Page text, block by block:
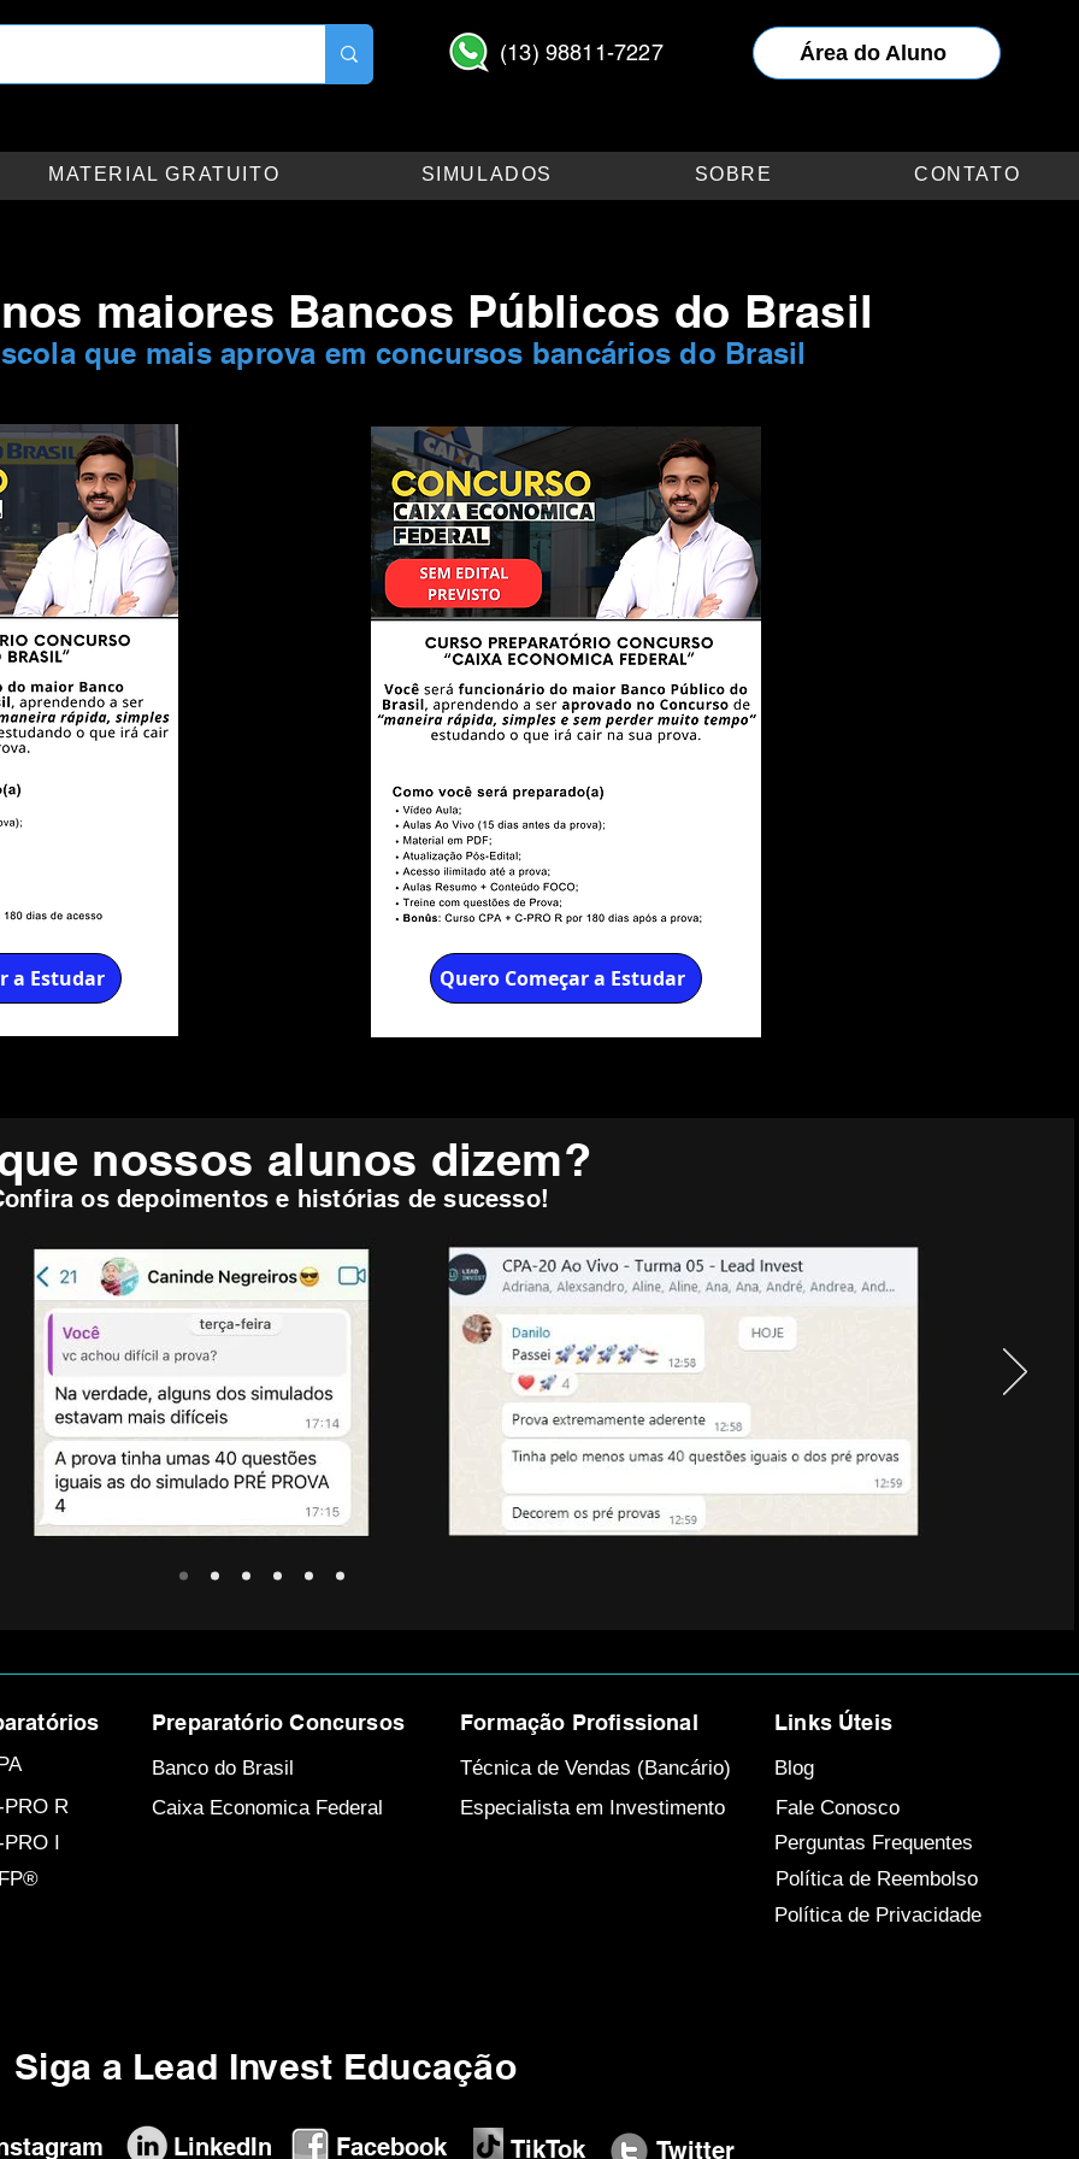
(13) 98811-7227 Área do Aluno
MATERIAL GRATUITO SIMULADOS SOBRE CONTATO
maiores Bancos Públicos do Brasil
que mais aprova em concursos bancários do Brasil
a Estudar Quero Começar a Estudar
nossos alunos dizem?
os depoimentos e histórias de sucesso!
Preparatório Concursos Formação Profissional Links Úteis
R
I
Banco do Brasil
Caixa Economica Federal
Técnica de Vendas (Bancário)
Especialista em Investimento
Blog
Fale Conosco
Perguntas Frequentes
Política de Reembolso
Política de Privacidade
Siga a Lead Invest Educação
LinkedIn ​Facebook ​TikTok ​Twitter